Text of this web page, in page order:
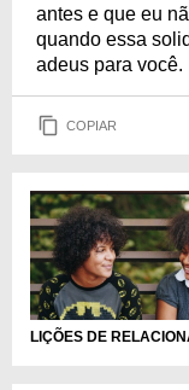
antes e que eu
quando essa
adeus para você.
COPIAR
LIÇÕES DE